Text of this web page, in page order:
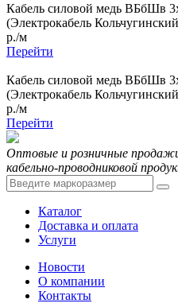
Кабель силовой медь ВБбШв
(Электрокабель
р./м
Перейти
Кабель силовой медь ВБбШв
(Электрокабель
р./м
Перейти
Оптовые и розничные
кабельно-проводниковой
Каталог
Доставка и оплата
Услуги
Новости
О компании
Контакты